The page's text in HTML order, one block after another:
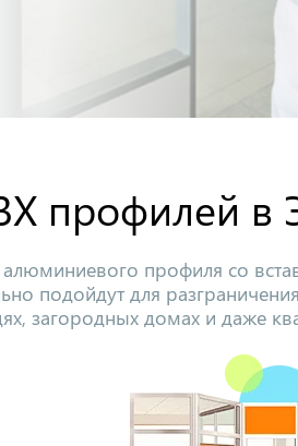
профилей в
профиля со
подойдут для
загородных домах и даже